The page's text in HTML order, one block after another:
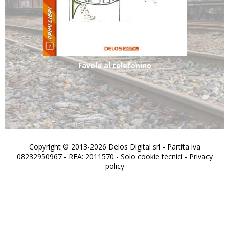
Favole al telefonino
Copyright © 2013-2026 Delos Digital srl - Partita iva
08232950967 - REA: 2011570 - Solo cookie tecnici - Privacy
policy